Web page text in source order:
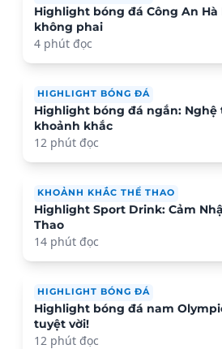
Highlight bóng đá Công An Hà
không phai
4 phút đọc
HIGHLIGHT BÓNG ĐÁ
Highlight bóng đá ngắn:
khoảnh khắc
12 phút đọc
KHOẢNH KHẮC THỂ THAO
Highlight Sport Drink: Cảm
Thao
14 phút đọc
HIGHLIGHT BÓNG ĐÁ
Highlight bóng đá nam
tuyệt vời!
12 phút đọc